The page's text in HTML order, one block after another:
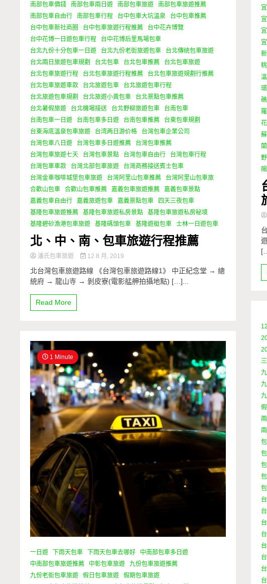
南部包車價錢
南部包車兩日遊 南部包車旅遊
南部包車旅遊推薦
南部包車自由行
南部包車行程 台中包車大坑溫泉
台中包車推薦
台中包車新社商圈
台中包車旅遊行程推薦
台中花卉博覽
台中花博一日遊包車行程
台中花博后里馬場包車
台北九份十分包車一日遊
台北九份老街旅遊包車
台北傳統包車旅遊
台北兩日旅遊包車規劃
台北包車 台北包車推薦
台北包車旅遊
台北包車旅遊行程
台北包車旅遊行程推薦
台北包車旅遊規劃行推薦
台北包車旅遊車款
台北旅遊包車
台北旅遊包車行程
台北旅遊包車規劃
台北旅遊小黃包車
台北景點包車推薦
台北暑假旅遊
台北機場接送 台北野柳旅遊包車
台南包車
台南包車一日遊
台南包車多日遊 台南包車推薦
台東包車規劃
台東海底溫泉包車旅遊
台湾两日游价格
台灣包車企業公司
台灣包車八日遊
台灣包車多日遊推薦
台灣包車推薦
台灣包車旅遊七天
台灣包車景點 台灣包車自由行
台灣包車行程
台灣包車車款
台灣北部包車旅遊
台灣商務接送賓士包車
台灣金車咖啡城堡包車旅遊
台灣阿里山包車推薦
台灣阿里山包車旅
合歡山包車
合歡山包車推薦 嘉義包車旅遊推薦
嘉義包車景點
嘉義包車自由行
嘉義旅遊包車 嘉義景點包車
四天三夜包車
基隆包車旅遊推薦
基隆包車旅遊私房景點
基隆包車旅遊私房秘境
基隆碧砂漁港包車旅遊
基隆碼頭包車 基隆遊艇包車 士林一日遊包車
北、中、南、包車旅遊行程推薦
潘氏包車旅遊 12 8 月, 2019
北台灣包車旅遊路線 《台灣包車旅遊路線1》 中正紀念堂 → 總
統府 → 龍山寺 → 剝皮寮(電影艋舺拍攝地點) […]...
Read More
1 Minute
一日遊 下雨天包車 下雨天包車去哪好
中南部包車多日遊
中南部包車旅遊推薦
中彰包車旅遊
九份包車旅遊推薦
九份老街包車旅遊
假日包車旅遊
假期包車旅遊